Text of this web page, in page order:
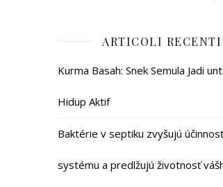
ARTICOLI RECENTI
Kurma Basah: Snek Semula Jadi
Hidup Aktif
Baktérie v septiku zvyšujú účinnosť
systému a predlžujú životnosť